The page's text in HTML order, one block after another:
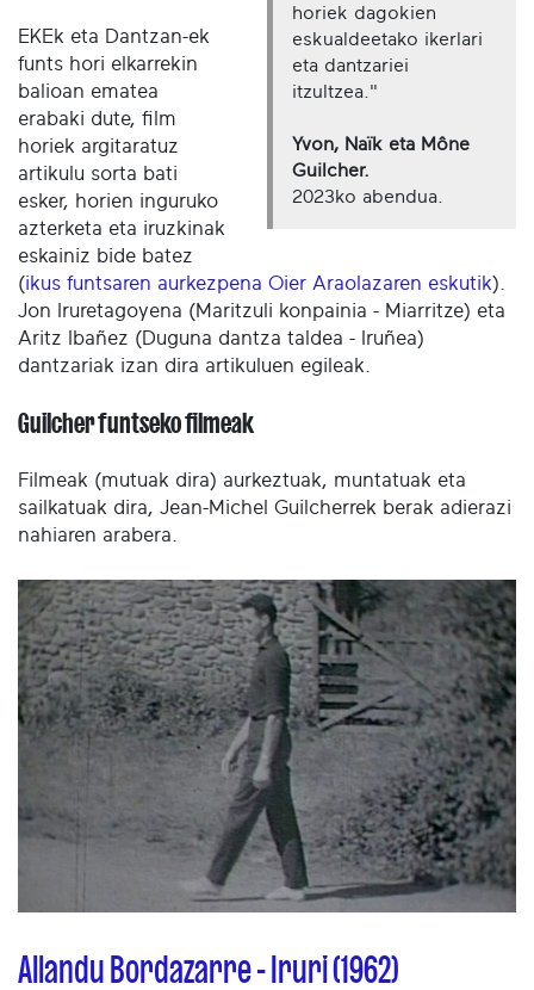
horiek dagokien
eskualdeetako ikerlari
eta dantzariei
itzultzea."
Yvon, Naïk eta Mône
Guilcher.
2023ko abendua.
EKEk eta Dantzan-ek
funts hori elkarrekin
balioan ematea
erabaki dute, film
horiek argitaratuz
artikulu sorta bati
esker, horien inguruko
azterketa eta iruzkinak
eskainiz bide batez
(ikus funtsaren aurkezpena Oier Araolazaren eskutik).
Jon Iruretagoyena (Maritzuli konpainia - Miarritze) eta
Aritz Ibañez (Duguna dantza taldea - Iruñea)
dantzariak izan dira artikuluen egileak.
Guilcher funtseko filmeak
Filmeak (mutuak dira) aurkeztuak, muntatuak eta
sailkatuak dira, Jean-Michel Guilcherrek berak adierazi
nahiaren arabera.
Allandu Bordazarre - Iruri (1962)